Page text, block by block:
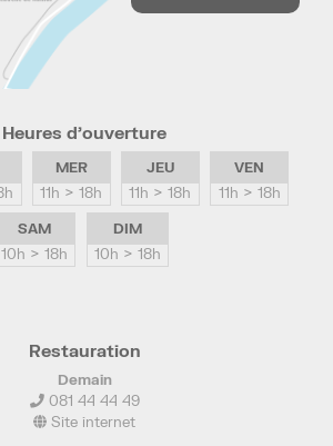
Heures d’ouverture
MER
11h > 18h
JEU
11h > 18h
VEN
11h > 18h
SAM
10h > 18h
DIM
10h > 18h
Restauration
Demain
081 44 44 49
Site internet